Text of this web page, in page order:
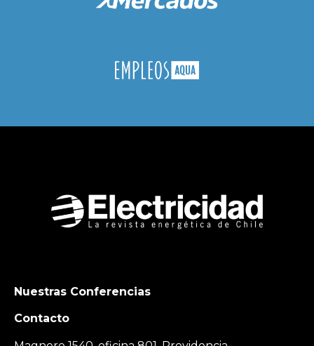
Nuestras Conferencias
Contacto